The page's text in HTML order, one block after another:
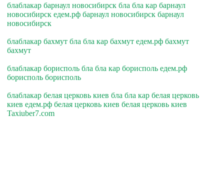
блаблакар барнаул новосибирск бла бла кар барнаул
новосибирск едем.рф барнаул новосибирск барнаул
новосибирск
блаблакар бахмут бла бла кар бахмут едем.рф бахмут
бахмут
блаблакар борисполь бла бла кар борисполь едем.рф
борисполь борисполь
блаблакар белая церковь киев бла бла кар белая церковь
киев едем.рф белая церковь киев белая церковь киев
Taxiuber7.com